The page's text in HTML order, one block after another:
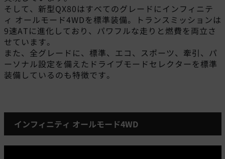
そして、新型QX80はすべてのグレードにインフィニテ
ィ オールモード4WDを標準装備。トランスミッションは
9速ATに進化しており、パワフルな走りと燃費を両立さ
せています。
また、全グレードに、標準、エコ、スポーツ、牽引、パ
ーソナル設定を備えたドライブモードセレクターを標準
装備しているのも特徴です。
インフィニティ オールモード4WD